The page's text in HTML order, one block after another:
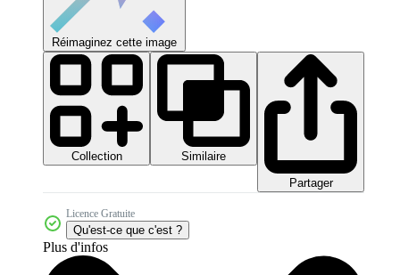
Réimaginez cette image
Collection
Similaire
Partager
Licence Gratuite
Qu'est-ce que c'est ?
Plus d'infos